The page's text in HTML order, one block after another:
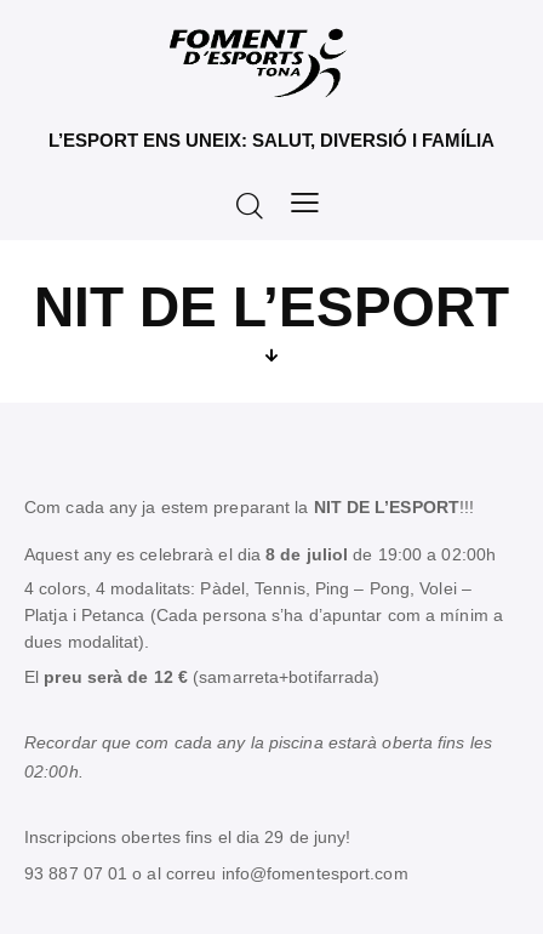
L’ESPORT ENS UNEIX: SALUT, DIVERSIÓ I FAMÍLIA
NIT DE L’ESPORT
Com cada any ja estem preparant la NIT DE L’ESPORT!!!
Aquest any es celebrarà el dia 8 de juliolde 19:00 a 02:00h
4 colors, 4 modalitats: Pàdel, Tennis, Ping – Pong, Volei –
Platja i Petanca (Cada persona s’ha d’apuntar com a mínim a
dues modalitat).
El preu serà de 12 € (samarreta+botifarrada)
Recordar que com cada any la piscina estarà oberta fins les
02:00h.
Inscripcions obertes fins el dia 29 de juny!
93 887 07 01 o al correu info@fomentesport.com